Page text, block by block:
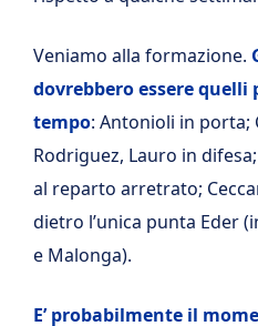
Veniamo alla formazione.
dovrebbero essere
tempo: Antonioli in porta;
Rodriguez, Lauro in
al reparto arretrato;
dietro l’unica punta Eder
e Malonga).
E’ probabilmente il